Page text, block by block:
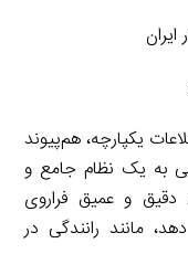
یکپارچه، هم‌‌‌پیوند
به یک نظام جامع و
دقیق و عمیق فراروی
مانند رانندگی در